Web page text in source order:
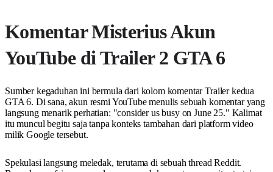
Komentar Misterius Akun
YouTube di Trailer 2 GTA 6
Sumber kegaduhan ini bermula dari kolom komentar Trailer kedua
GTA 6. Di sana, akun resmi YouTube menulis sebuah komentar yang
langsung menarik perhatian: "consider us busy on June 25." Kalimat
itu muncul begitu saja tanpa konteks tambahan dari platform video
milik Google tersebut.
Spekulasi langsung meledak, terutama di sebuah thread Reddit.